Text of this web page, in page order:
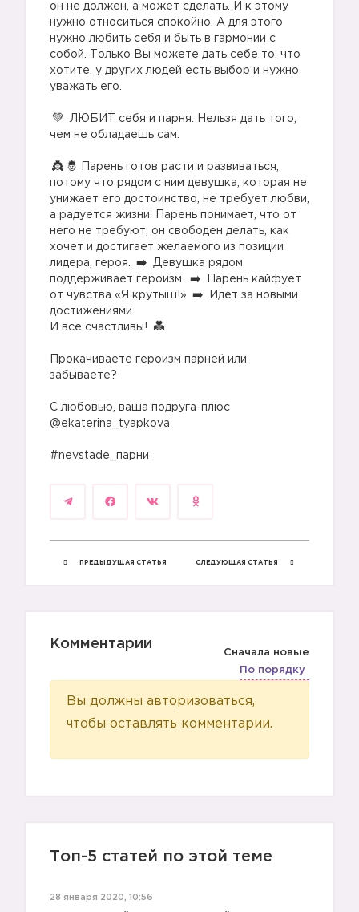
💚
он не должен, а может сделать. И к этому
нужно относиться спокойно. А для этого
нужно любить себя и быть в гармонии с
собой. Только Вы можете дать себе то, что
хотите, у других людей есть выбор и нужно
уважать его.
ЛЮБИТ себя и парня. Нельзя дать того,
чем не обладаешь сам.
🤴 Парень готов расти и развиваться,
потому что рядом с ним девушка, которая не
унижает его достоинство, не требует любви,
а радуется жизни. Парень понимает, что от
него не требуют, он свободен делать, как
хочет и достигает желаемого из позиции
лидера, героя.
Девушка рядом
поддерживает героизм.
Парень кайфует
от чувства «Я крутыш!»
Идёт за новыми
достижениями.
И все счастливы!
Прокачиваете героизм парней или
забываете?
С любовью, ваша подруга-плюс
@ekaterina_tyapkova
#nevstade_парни
ПРЕДЫДУЩАЯ СТАТЬЯ СЛЕДУЮЩАЯ СТАТЬЯ
Комментарии
Сначала новые
По порядку
Вы должны авторизоваться,
чтобы оставлять комментарии.
Топ-5 статей по этой теме
28 января 2020, 10:56